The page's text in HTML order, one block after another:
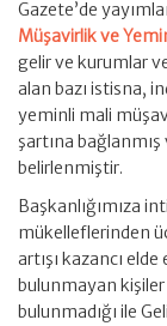
Gazete’de
Müşavirlik ve
gelir ve kurumlar
alan bazı istisna,
yeminli mali
şartına
belirlenmiştir.
Başkanlığımıza
mükelleflerinden
artışı kazancı
bulunmayan
bulunmadığı ile